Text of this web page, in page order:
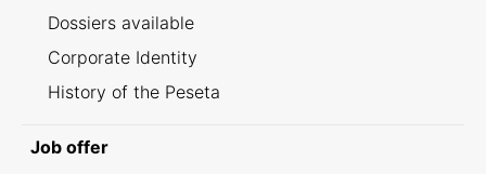
Dossiers available
Corporate Identity
History of the Peseta
Job offer